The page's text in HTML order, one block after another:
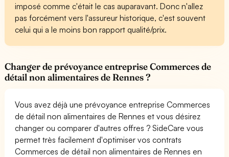
imposé comme c'était le cas auparavant. Donc n'allez
pas forcément vers l'assureur historique, c'est souvent
celui qui a le moins bon rapport qualité/prix.
Changer de prévoyance entreprise Commerces de
détail non alimentaires de Rennes ?
Vous avez déjà une prévoyance entreprise Commerces
de détail non alimentaires de Rennes et vous désirez
changer ou comparer d'autres offres ? SideCare vous
permet très facilement d'optimiser vos contrats
Commerces de détail non alimentaires de Rennes en